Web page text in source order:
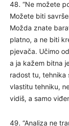
48. “Ne možete
Možete biti
Možda znate
platno, a ne biti
pjevača. Učimo
a ja kažem bitna
radost tu, tehnika
vlastitu tehniku,
vidiš, a samo
49. “Analiza ne